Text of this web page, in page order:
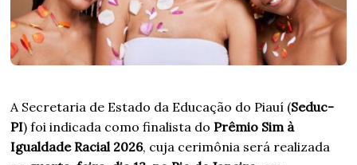
A Secretaria de Estado da Educação do Piauí (Seduc-
PI) foi indicada como finalista doPrêmio Sim à
Igualdade Racial 2026, cuja cerimônia será realizada